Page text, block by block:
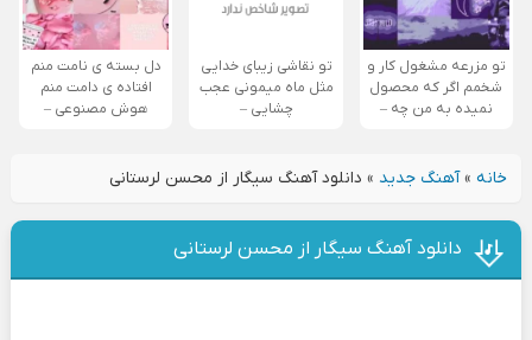
تو مزرعه مشغول کار و
شخمم اگر که محصول
نمیده به من چه –
تو نقاشی زیبای خدایی
مثل ماه میمونی عجب
چشایی –
دل بسته ی نامت منم
افتاده ی دامت منم
هوش مصنوعی –
خانه»آهنگ جدید » دانلود آهنگ سیگار از محسن لرستانی
دانلود آهنگ سیگار از محسن لرستانی